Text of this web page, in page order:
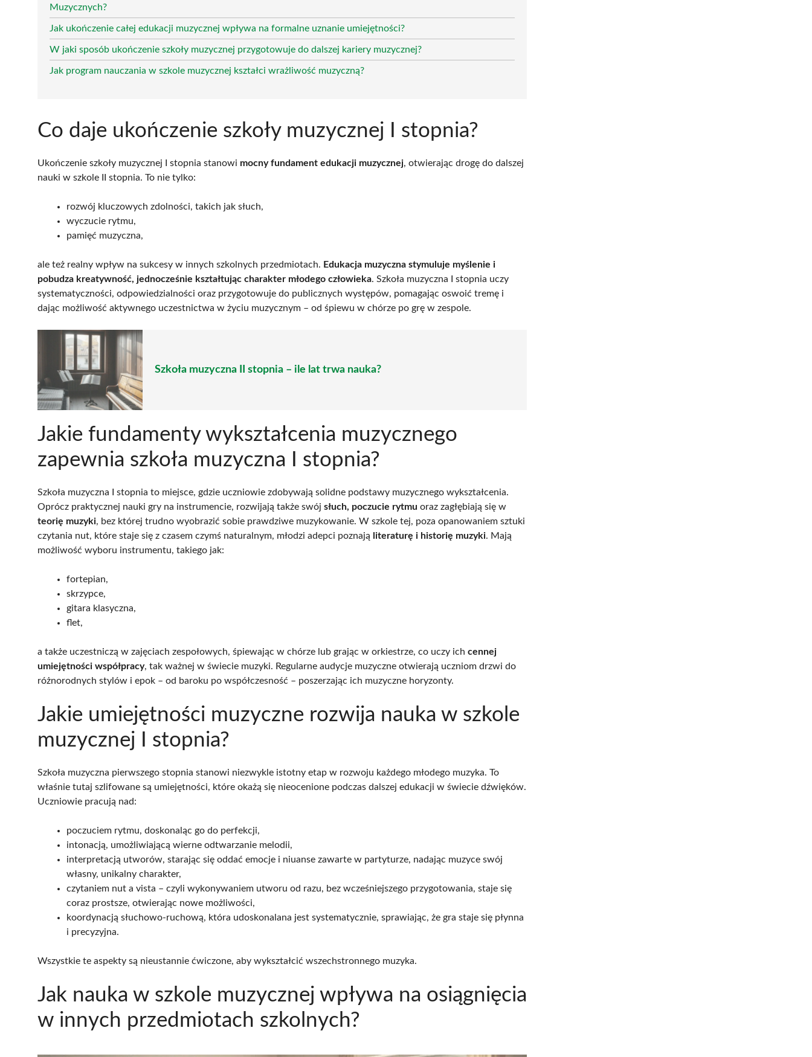
Muzycznych?
Jak ukończenie całej edukacji muzycznej wpływa na formalne uznanie umiejętności?
W jaki sposób ukończenie szkoły muzycznej przygotowuje do dalszej kariery muzycznej?
Jak program nauczania w szkole muzycznej kształci wrażliwość muzyczną?
Co daje ukończenie szkoły muzycznej I stopnia?
Ukończenie szkoły muzycznej I stopnia stanowi mocny fundament edukacji muzycznej, otwierając drogę do dalszej
nauki w szkole II stopnia. To nie tylko:
rozwój kluczowych zdolności, takich jak słuch,
wyczucie rytmu,
pamięć muzyczna,
ale też realny wpływ na sukcesy w innych szkolnych przedmiotach. Edukacja muzyczna stymuluje myślenie i
pobudza kreatywność, jednocześnie kształtując charakter młodego człowieka. Szkoła muzyczna I stopnia uczy
systematyczności, odpowiedzialności oraz przygotowuje do publicznych występów, pomagając oswoić tremę i
dając możliwość aktywnego uczestnictwa w życiu muzycznym – od śpiewu w chórze po grę w zespole.
Szkoła muzyczna II stopnia – ile lat trwa nauka?
Jakie fundamenty wykształcenia muzycznego
zapewnia szkoła muzyczna I stopnia?
Szkoła muzyczna I stopnia to miejsce, gdzie uczniowie zdobywają solidne podstawy muzycznego wykształcenia.
Oprócz praktycznej nauki gry na instrumencie, rozwijają także swój słuch, poczucie rytmu oraz zagłębiają się w
teorię muzyki, bez której trudno wyobrazić sobie prawdziwe muzykowanie. W szkole tej, poza opanowaniem sztuki
czytania nut, które staje się z czasem czymś naturalnym, młodzi adepci poznają literaturę i historię muzyki. Mają
możliwość wyboru instrumentu, takiego jak:
fortepian,
skrzypce,
gitara klasyczna,
flet,
a także uczestniczą w zajęciach zespołowych, śpiewając w chórze lub grając w orkiestrze, co uczy ich cennej
umiejętności współpracy, tak ważnej w świecie muzyki. Regularne audycje muzyczne otwierają uczniom drzwi do
różnorodnych stylów i epok – od baroku po współczesność – poszerzając ich muzyczne horyzonty.
Jakie umiejętności muzyczne rozwija nauka w szkole
muzycznej I stopnia?
Szkoła muzyczna pierwszego stopnia stanowi niezwykle istotny etap w rozwoju każdego młodego muzyka. To
właśnie tutaj szlifowane są umiejętności, które okażą się nieocenione podczas dalszej edukacji w świecie dźwięków.
Uczniowie pracują nad:
poczuciem rytmu, doskonaląc go do perfekcji,
intonacją, umożliwiającą wierne odtwarzanie melodii,
interpretacją utworów, starając się oddać emocje i niuanse zawarte w partyturze, nadając muzyce swój
własny, unikalny charakter,
czytaniem nut a vista – czyli wykonywaniem utworu od razu, bez wcześniejszego przygotowania, staje się
coraz prostsze, otwierając nowe możliwości,
koordynacją słuchowo-ruchową, która udoskonalana jest systematycznie, sprawiając, że gra staje się płynna
i precyzyjna.
Wszystkie te aspekty są nieustannie ćwiczone, aby wykształcić wszechstronnego muzyka.
Jak nauka w szkole muzycznej wpływa na osiągnięcia
w innych przedmiotach szkolnych?